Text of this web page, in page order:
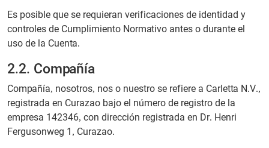
Es posible que se requieran verificaciones de identidad y
controles de Cumplimiento Normativo antes o durante el
uso de la Cuenta.
2.2. Compañía
Compañía, nosotros, nos o nuestro se refiere a Carletta N.V.,
registrada en Curazao bajo el número de registro de la
empresa 142346, con dirección registrada en Dr. Henri
Fergusonweg 1, Curazao.